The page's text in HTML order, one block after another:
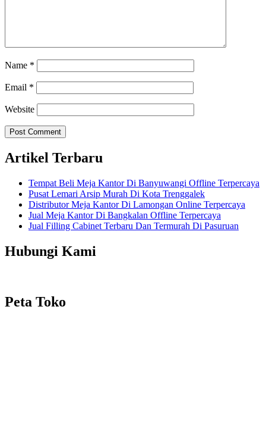
Name *
Email *
Website
Artikel Terbaru
Tempat Beli Meja Kantor Di Banyuwangi Offline Terpercaya
Pusat Lemari Arsip Murah Di Kota Trenggalek
Distributor Meja Kantor Di Lamongan Online Terpercaya
Jual Meja Kantor Di Bangkalan Offline Terpercaya
Jual Filling Cabinet Terbaru Dan Termurah Di Pasuruan
Hubungi Kami
Peta Toko